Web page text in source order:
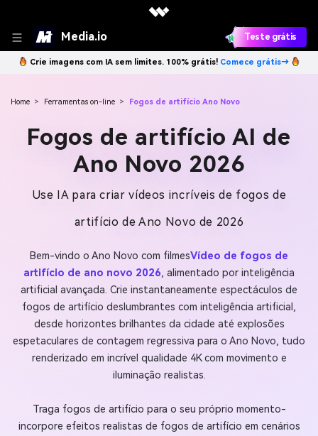
Media.io Teste grátis
Crie imagens com IA sem limites. 100% grátis! Comece grátis→
Home > Ferramentas on-line > Fogos de artifício Ano Novo
Fogos de artifício AI de
Ano Novo 2026
Use IA para criar vídeos incríveis de fogos de
artifício de Ano Novo de 2026
Bem-vindo o Ano Novo com filmesVídeo de fogos de
artifício de ano novo 2026, alimentado por inteligência
artificial avançada. Crie instantaneamente espectáculos de
fogos de artifício deslumbrantes com inteligência artificial,
desde horizontes brilhantes da cidade até explosões
espetaculares de contagem regressiva para o Ano Novo, tudo
renderizado em incrível qualidade 4K com movimento e
iluminação realistas.
Traga fogos de artifício para o seu próprio momento-
incorpore efeitos realistas de fogos de artifício em cenários